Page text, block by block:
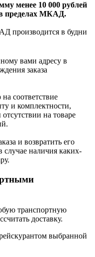
менее 10 000 рублей
в пределах МКАД.
производится в будни
вами адресу в
заказа
соответствие
и комплектности,
на товаре
и возвратить его
случае наличия каких-
транспортную
доставку.
выбранной